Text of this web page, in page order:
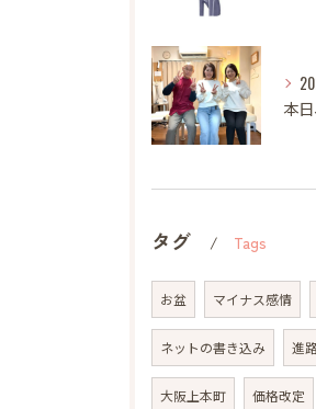
タグ Tags
お盆 マイナス感情
ネットの書き込み 進
大阪上本町 価格改定